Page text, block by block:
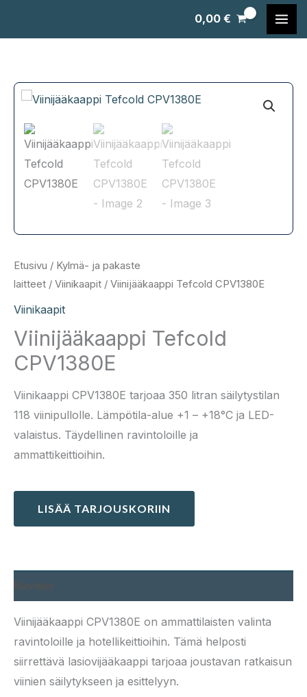
0,00€
Etusivu / Kylmä- ja pakaste
laitteet / Viinikaapit / Viinijääkaappi Tefcold CPV1380E
Viinikaapit
Viinijääkaappi Tefcold
CPV1380E
Viinikaappi CPV1380E tarjoaa 350 litran säilytystilan
118 viinipullolle. Lämpötila-alue +1 – +18°C ja LED-
valaistus. Täydellinen ravintoloille ja
ammattikeittioihin.
LISÄÄ TARJOUSKORIIN
Viinijääkaappi CPV1380E on ammattilaisten valinta
ravintoloille ja hotellikeittioihin. Tämä helposti
siirrettävä lasiovijääkaappi tarjoaa joustavan ratkaisun
viinien säilytykseen ja esittelyyn.